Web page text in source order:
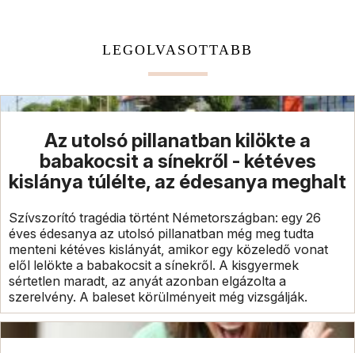
LEGOLVASOTTABB
Az utolsó pillanatban kilökte a
babakocsit a sínekről - kétéves
kislánya túlélte, az édesanya meghalt
Szívszorító tragédia történt Németországban: egy 26
éves édesanya az utolsó pillanatban még meg tudta
menteni kétéves kislányát, amikor egy közeledő vonat
elől lelökte a babakocsit a sínekről. A kisgyermek
sértetlen maradt, az anyát azonban elgázolta a
szerelvény. A baleset körülményeit még vizsgálják.